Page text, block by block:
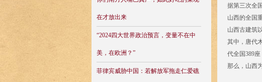
在才放出来
“2024四大世界政治预言，变量不在中
美，在欧洲？”
菲律宾威胁中国：若解放军拖走仁爱礁
据第三次全
山西的全国
山西古建筑
其中，唐代
代全国389座
那么，山西